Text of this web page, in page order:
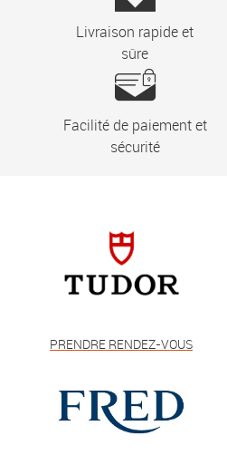
Livraison rapide et
sûre
Facilité de paiement et
sécurité
PRENDRE RENDEZ-VOUS